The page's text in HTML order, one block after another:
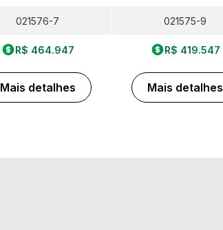
021576-7
R$ 464.947
Mais detalhes
021575-9
R$ 419.547
Mais detalhes